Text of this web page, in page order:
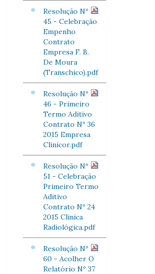
Resolução Nº
45 - Celebração
Empenho
Contrato
Empresa F. B.
De Moura
(Transchico).pdf
Resolução Nº
46 - Primeiro
Termo Aditivo
Contrato Nº 36
2015 Empresa
Clinicor.pdf
Resolução Nº
51 - Celebração
Primeiro Termo
Aditivo
Contrato Nº 24
2015 Clinica
Radiológica.pdf
Resolução Nº
60 - Acolher O
Relatório Nº 37